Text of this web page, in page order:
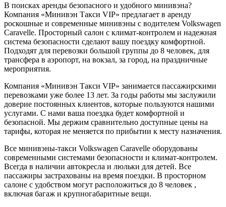
В поисках аренды безопасного и удобного минивэна?
Компания «Минивэн Такси VIP» предлагает в аренду
роскошные и современные минивэны с водителем Volkswagen
Caravelle. Просторный салон с климат-контролем и надежная
система безопасности сделают вашу поездку комфортной.
Подходят для перевозки большой группы до 8 человек, для
трансфера в аэропорт, на вокзал, за город, на праздничные
мероприятия.
Компания «Минивэн Такси VIP» занимается пассажирскими
перевозками уже более 13 лет. За годы работы мы заслужили
доверие постоянных клиентов, которые пользуются нашими
услугами. С нами ваша поездка будет комфортной и
безопасной. Мы держим сравнительно доступные цены на
тарифы, которая не меняется по прибытии к месту назначения.
Все минивэны-такси Volkswagen Caravelle оборудованы
современными системами безопасности и климат-контролем.
Всегда в наличии автокресла и люльки для детей. Все
пассажиры застрахованы на время поездки. В просторном
салоне с удобством могут расположиться до 8 человек ,
включая багаж и крупногабаритные вещи.